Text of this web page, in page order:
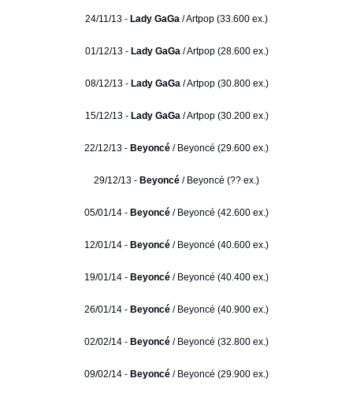
24/11/13 - Lady GaGa / Artpop (33.600 ex.)
01/12/13 - Lady GaGa/ Artpop (28.600 ex.)
08/12/13 - Lady GaGa/ Artpop (30.800 ex.)
15/12/13 - Lady GaGa/ Artpop (30.200 ex.)
22/12/13 - Beyoncé / Beyoncé (29.600 ex.)
29/12/13 - Beyoncé / Beyoncé (?? ex.)
05/01/14 - Beyoncé / Beyoncé (42.600 ex.)
12/01/14 - Beyoncé / Beyoncé (40.600 ex.)
19/01/14 - Beyoncé / Beyoncé (40.400 ex.)
26/01/14 - Beyoncé / Beyoncé (40.900 ex.)
02/02/14 - Beyoncé / Beyoncé (32.800 ex.)
09/02/14 - Beyoncé / Beyoncé (29.900 ex.)